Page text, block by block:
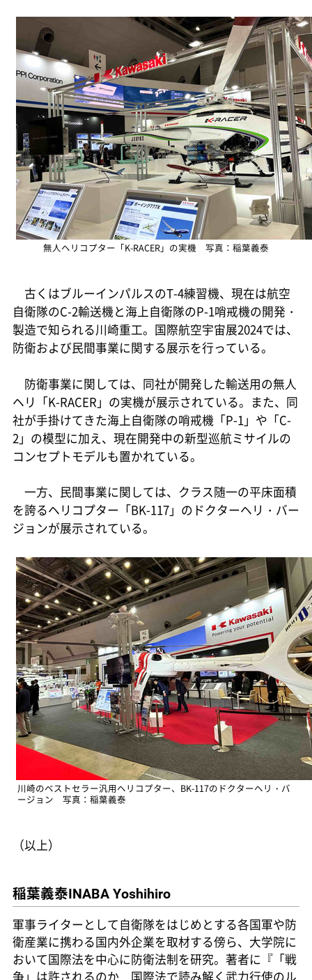
無人ヘリコプター「K-RACER」の実機 写真：稲葉義泰
古くはブルーインパルスのT-4練習機、現在は航空
自衛隊のC-2輸送機と海上自衛隊のP-1哨戒機の開発・
製造で知られる川崎重工。国際航空宇宙展2024では、
防衛および民間事業に関する展示を行っている。
防衛事業に関しては、同社が開発した輸送用の無人
ヘリ「K-RACER」の実機が展示されている。また、同
社が手掛けてきた海上自衛隊の哨戒機「P-1」や「C-
2」の模型に加え、現在開発中の新型巡航ミサイルの
コンセプトモデルも置かれている。
一方、民間事業に関しては、クラス随一の平床面積
を誇るヘリコプター「BK-117」のドクターヘリ・バー
ジョンが展示されている。
川崎のベストセラー汎用ヘリコプター、BK-117のドクターヘリ・バ
ージョン 写真：稲葉義泰
（以上）
稲葉義泰INABA Yoshihiro
軍事ライターとして自衛隊をはじめとする各国軍や防
衛産業に携わる国内外企業を取材する傍ら、大学院に
おいて国際法を中心に防衛法制を研究。著者に『「戦
争」は許されるのか 国際法で読み解く武力行使のル